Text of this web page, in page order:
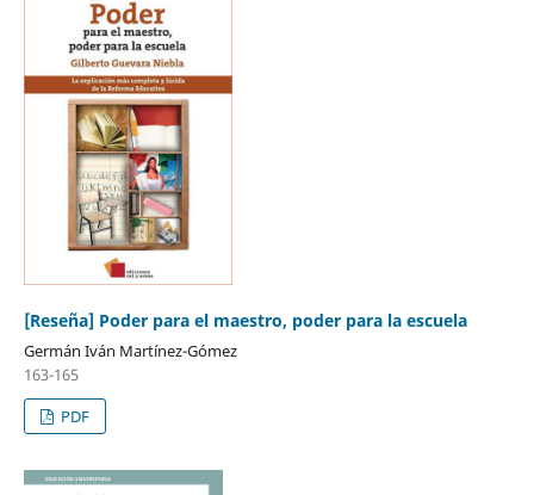
[Reseña] Poder para el maestro, poder para la escuela
Germán Iván Martínez-Gómez
163-165
PDF